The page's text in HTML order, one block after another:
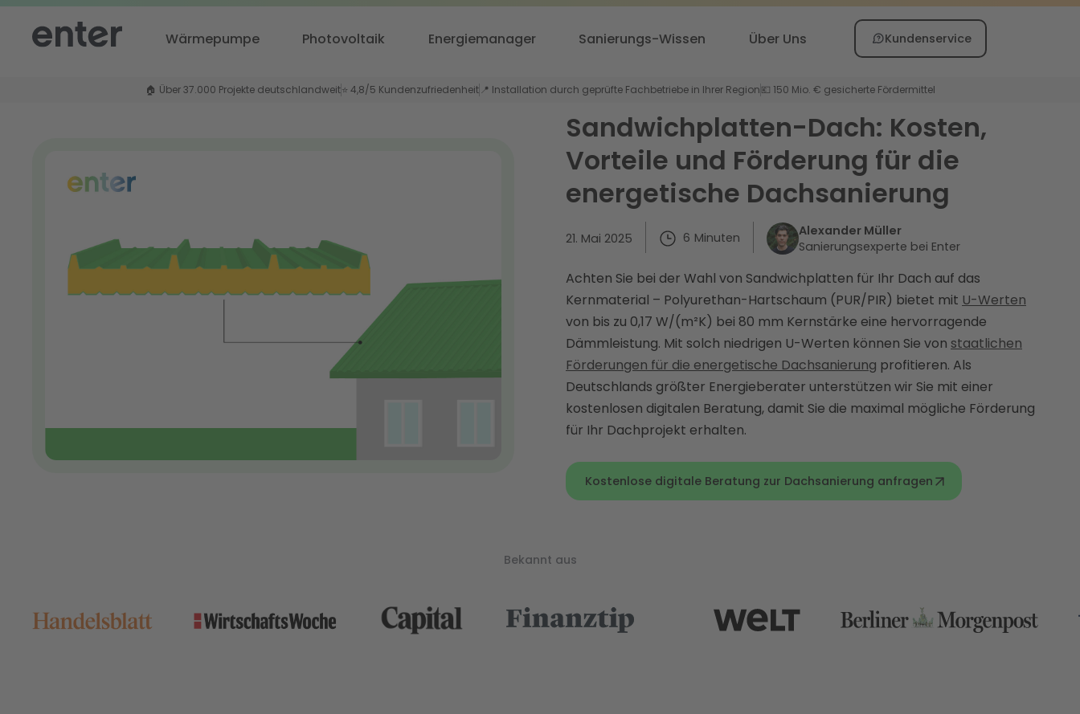
Wärmepumpe Photovoltaik Energiemanager Sanierungs-Wissen Über Uns Kundenservice
🏠 Über 37.000 Projekte deutschlandweit⭐ 4,8/5 Kundenzufriedenheit 📍 Installation durch geprüfte Fachbetriebe in Ihrer Region💶 150 Mio. € gesicherte Fördermittel
Sandwichplatten-Dach: Kosten,
Vorteile und Förderung für die
energetische Dachsanierung
21. Mai 2025 6 Minuten
Alexander Müller
Sanierungsexperte bei Enter
Achten Sie bei der Wahl von Sandwichplatten für Ihr Dach auf das
Kernmaterial – Polyurethan-Hartschaum (PUR/PIR) bietet mit U-Werten
von bis zu 0,17 W/(m²K) bei 80 mm Kernstärke eine hervorragende
Dämmleistung. Mit solch niedrigen U-Werten können Sie von staatlichen
Förderungen für die energetische Dachsanierung profitieren. Als
Deutschlands größter Energieberater unterstützen wir Sie mit einer
kostenlosen digitalen Beratung, damit Sie die maximal mögliche Förderung
für Ihr Dachprojekt erhalten.
Kostenlose digitale Beratung zur Dachsanierung anfragen
Bekannt aus